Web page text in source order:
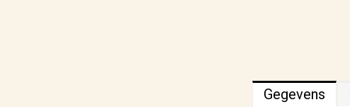
Gegevens